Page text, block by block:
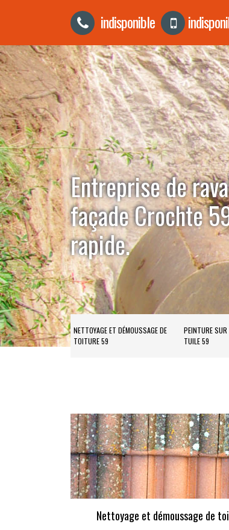
indisponible
Entreprise de
façade Crochte
rapide.
NETTOYAGE ET DÉMOUSSAGE DE
TOITURE 59
PEINTURE SUR
TUILE 59
Nettoyage et démoussage de